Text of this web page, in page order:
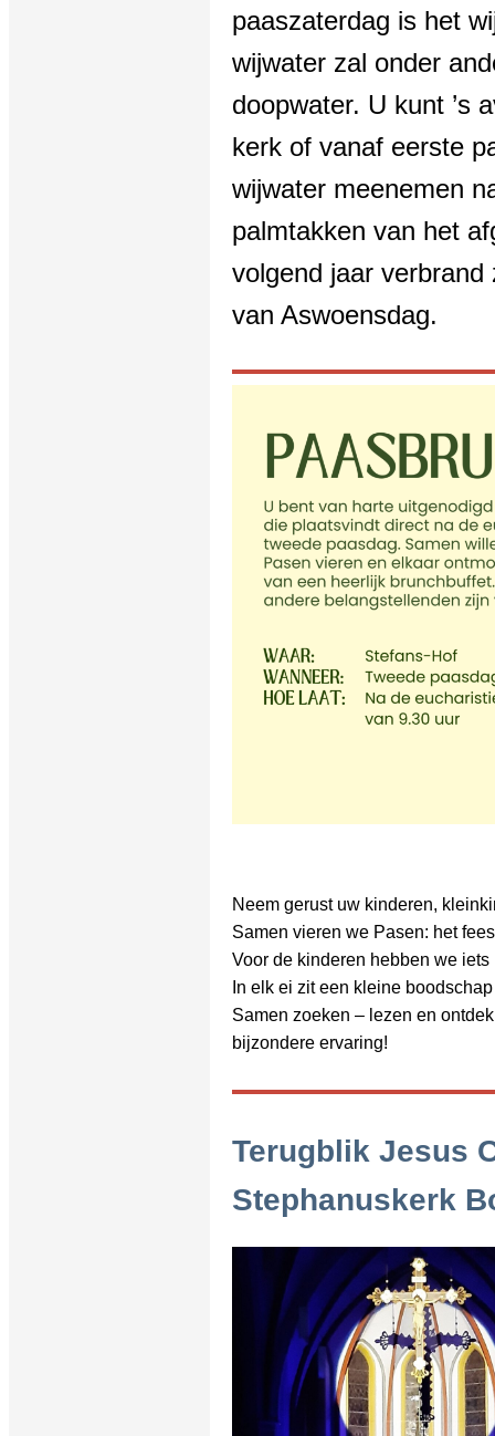
paaszaterdag is het
wijwater zal onder
doopwater. U kunt ’s
kerk of vanaf eerste
wijwater meenemen
palmtakken van het
volgend jaar
van Aswoensdag.
Neem gerust uw kinderen,
Samen vieren we Pasen: het
Voor de kinderen hebben we
In elk ei zit een kleine
Samen zoeken – lezen en
bijzondere ervaring!
Terugblik Jesus
Stephanuskerk